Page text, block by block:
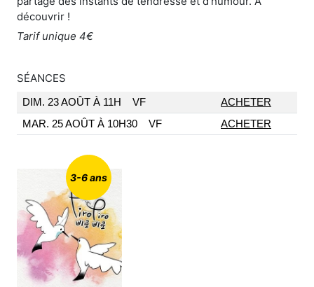
3-6 ans
découvrir !
Tarif unique 4€
SÉANCES
DIM. 23 AOÛT À 11H VF
ACHETER
MAR. 25 AOÛT À 10H30
VF ACHETER